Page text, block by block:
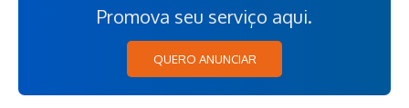
Promova seu serviço aqui.
QUERO ANUNCIAR